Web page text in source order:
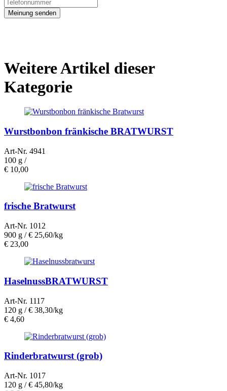
Meinung senden
Weitere Artikel dieser
Kategorie
Wurstbonbon fränkische BRATWURST
Art-Nr. 4941
100 g /
€ 10,00
frische Bratwurst
Art-Nr. 1012
900 g /€ 25,60/kg
€ 23,00
HaselnussBRATWURST
Art-Nr. 1117
120 g /€ 38,30/kg
€ 4,60
Rinderbratwurst (grob)
Art-Nr. 1017
120 g /€ 45,80/kg